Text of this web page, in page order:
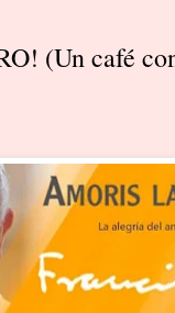
(Un café